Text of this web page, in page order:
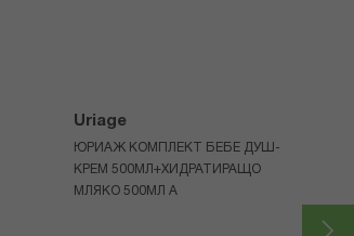
Uriage
ЮРИАЖ КОМПЛЕКТ БЕБЕ ДУШ-
КРЕМ 500МЛ+ХИДРАТИРАЩО
МЛЯКО 500МЛ A